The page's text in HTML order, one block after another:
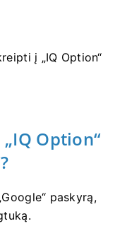
į „IQ Option“
Option“
paskyrą,